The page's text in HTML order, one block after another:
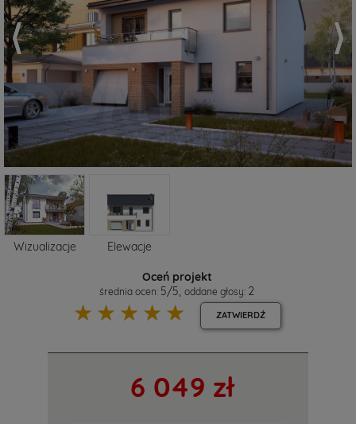
Wizualizacje Elewacje
Oceń projekt
średnia ocen: 5/5 oddane głosy: 2
☆
☆
☆
☆
☆ ZATWIERDŹ
6 049 zł